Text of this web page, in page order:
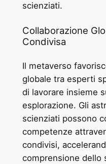
scienziati.
Collaborazione
Condivisa
Il metaverso
globale tra esperti
di lavorare insieme
esplorazione. Gli
scienziati possono
competenze
condivisi,
comprensione dello